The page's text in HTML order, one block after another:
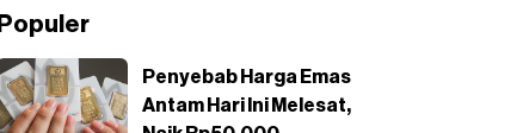
Populer
Penyebab Harga Emas
Antam Hari Ini Melesat,